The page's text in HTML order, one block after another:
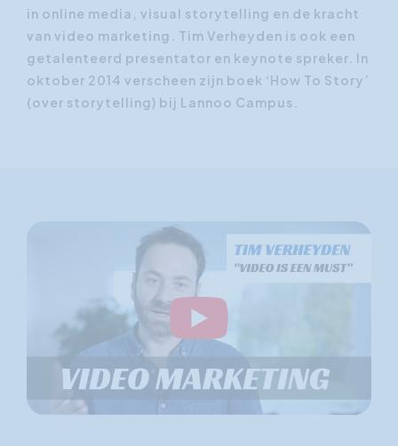
in online media, visual storytelling en de kracht
van video marketing. Tim Verheyden is ook een
getalenteerd presentator en keynote spreker. In
oktober 2014 verscheen zijn boek ‘How To Story’
(over storytelling) bij Lannoo Campus.